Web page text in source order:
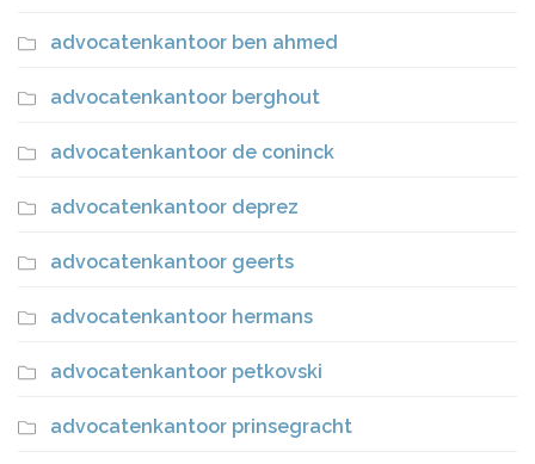
advocatenkantoor ben ahmed
advocatenkantoor berghout
advocatenkantoor de coninck
advocatenkantoor deprez
advocatenkantoor geerts
advocatenkantoor hermans
advocatenkantoor petkovski
advocatenkantoor prinsegracht